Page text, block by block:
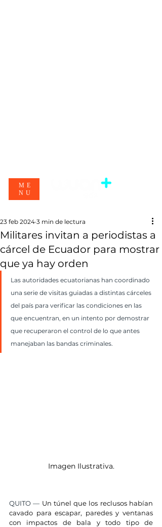
ME
NU
Militares invitan a periodistas a
cárcel de Ecuador para mostrar
que ya hay orden
23 feb 2024 3 min de lectura
Las autoridades ecuatorianas han coordinado
una serie de visitas guiadas a distintas cárceles
del país para verificar las condiciones en las
que encuentran, en un intento por demostrar
que recuperaron el control de lo que antes
manejaban las bandas criminales.
Imagen Ilustrativa.
QUITO — Un túnel que los reclusos habían
cavado para escapar, paredes y ventanas
con impactos de bala y todo tipo de